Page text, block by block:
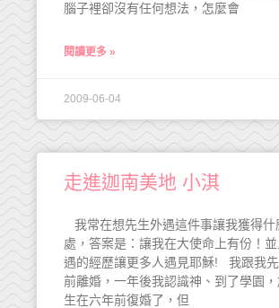
腦子裡卻沒有任何想法，怎麼會
閱讀更多 »
2009-06-04
走進迦南美地 小淇
我常在想先生外遇這件事讓我獲得什
處，答案是：讓我在大使命上有份！
遇的經歷讓更多人遇見耶穌! 我跟我
前離婚，一年後我認識神、到了學園
生在六年前復婚了，但